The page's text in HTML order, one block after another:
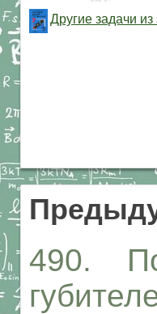
Другие задачи
490.